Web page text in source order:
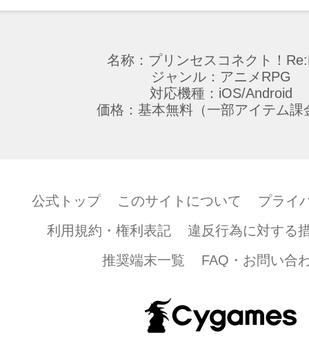
名称：プリンセスコネクト！
ジャンル：アニメRPG
対応機種：iOS/Android
価格：基本無料（一部アイテム課
公式トップ このサイトについて
プライ
利用規約・権利表記
違反行為に対する
推奨端末一覧
FAQ・お問い合